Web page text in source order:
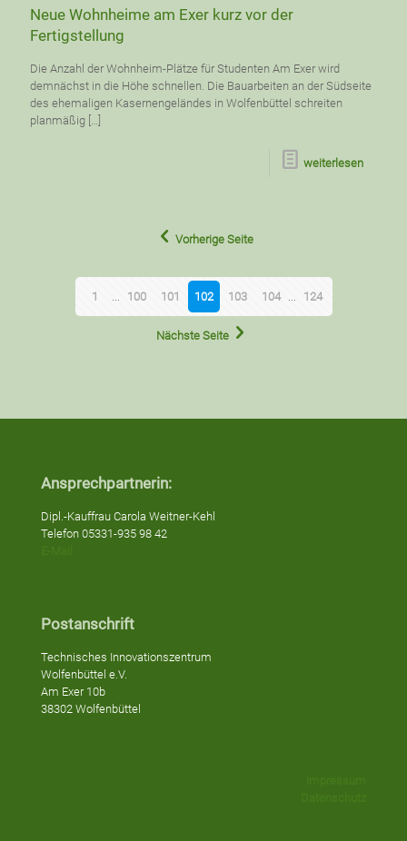
Neue Wohnheime am Exer kurz vor der
Fertigstellung
Die Anzahl der Wohnheim-Plätze für Studenten Am Exer wird
demnächst in die Höhe schnellen. Die Bauarbeiten an der Südseite
des ehemaligen Kasernengeländes in Wolfenbüttel schreiten
planmäßig […]
weiterlesen
Vorherige Seite
1 ... 100 101 102 103 104 ... 124
Nächste Seite
Ansprechpartnerin:
Dipl.-Kauffrau Carola Weitner-Kehl
Telefon 05331-935 98 42
Postanschrift
Technisches Innovationszentrum
Wolfenbüttel e.V.
Am Exer 10b
38302 Wolfenbüttel